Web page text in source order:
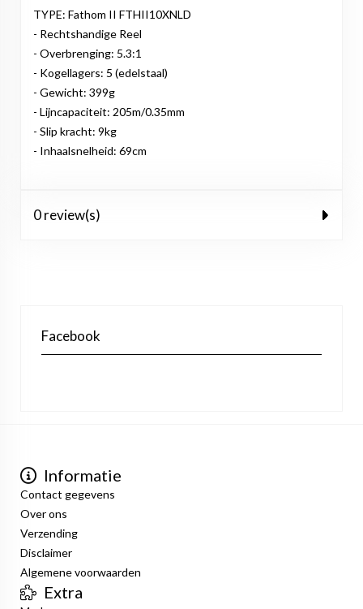
TYPE: Fathom II FTHII10XNLD
- Rechtshandige Reel
- Overbrenging: 5.3:1
- Kogellagers: 5 (edelstaal)
- Gewicht: 399g
- Lijncapaciteit: 205m/0.35mm
- Slip kracht: 9kg
- Inhaalsnelheid: 69cm
0 review(s)
Facebook
Informatie
Contact gegevens
Over ons
Verzending
Disclaimer
Algemene voorwaarden
Extra